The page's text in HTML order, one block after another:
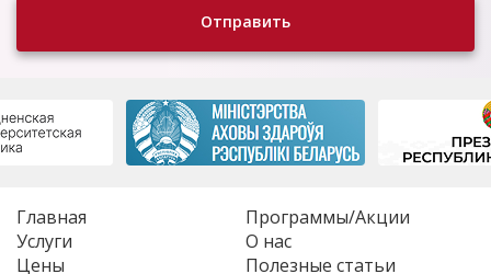
Отправить
Главная
Услуги
Цены
Программы/Акции
О нас
Полезные статьи